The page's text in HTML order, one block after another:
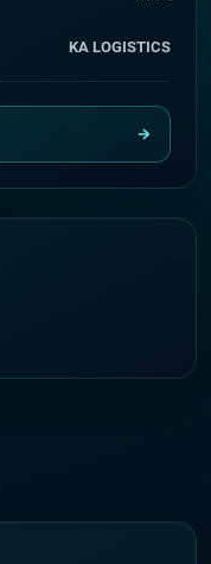
KA LOGISTICS